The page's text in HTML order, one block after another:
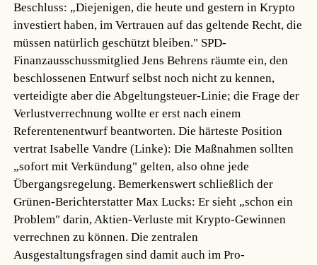
Beschluss: „Diejenigen, die heute und gestern in Krypto
investiert haben, im Vertrauen auf das geltende Recht, die
müssen natürlich geschützt bleiben." SPD-
Finanzausschussmitglied Jens Behrens räumte ein, den
beschlossenen Entwurf selbst noch nicht zu kennen,
verteidigte aber die Abgeltungsteuer-Linie; die Frage der
Verlustverrechnung wollte er erst nach einem
Referentenentwurf beantworten. Die härteste Position
vertrat Isabelle Vandre (Linke): Die Maßnahmen sollten
„sofort mit Verkündung" gelten, also ohne jede
Übergangsregelung. Bemerkenswert schließlich der
Grünen-Berichterstatter Max Lucks: Er sieht „schon ein
Problem" darin, Aktien-Verluste mit Krypto-Gewinnen
verrechnen zu können. Die zentralen
Ausgestaltungsfragen sind damit auch im Pro-